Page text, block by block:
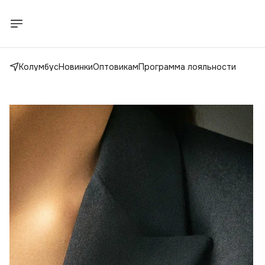
КолумбусНовинкиОптовикамПрограмма лояльности